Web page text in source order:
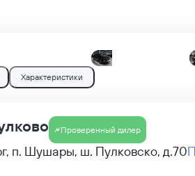
Характеристики
Проверенный дилер
п. Шушары, ш. Пулковско, д.70